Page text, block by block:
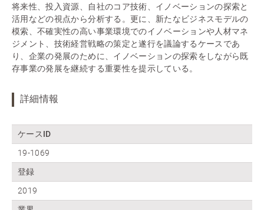
将来性、投入資源、自社のコア技術、イノベーションの探索と
活用などの視点から分析する。更に、新たなビジネスモデルの
模索、不確実性の高い事業環境でのイノベーションや人材マネ
ジメント、技術経営戦略の策定と遂行を議論するケースであ
り、企業の発展のために、イノベーションの探索をしながら既
存事業の発展を継続する重要性を提示している。
詳細情報
ケースID
19-1069
登録
2019